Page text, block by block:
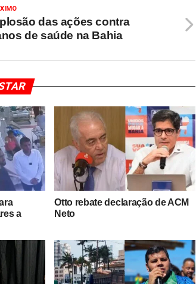
das ações contra
de saúde na Bahia
a
Otto rebate declaração de ACM
Neto